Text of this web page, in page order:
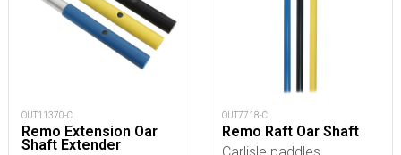
OUT11370-C
Remo Extension Oar
Shaft Extender
OUT7718-C
Remo Raft Oar Shaft
Carlisle paddles